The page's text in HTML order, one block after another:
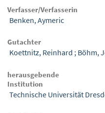
Verfasser/Verfasserin
Benken, Aymeric
Gutachter
Koettnitz, Reinhard ; Böhm,
herausgebende
Institution
Technische Universität